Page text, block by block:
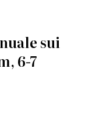
sui
6-7